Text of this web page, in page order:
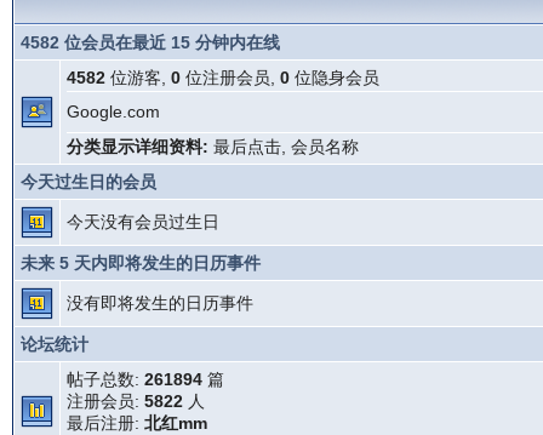
4582 位会员在最近 15 分钟内在线
4582位游客, 0位注册会员, 0位隐身会员
Google.com
分类显示详细资料: 最后点击, 会员名称
今天过生日的会员
今天没有会员过生日
未来 5 天内即将发生的日历事件
没有即将发生的日历事件
论坛统计
帖子总数: 261894篇
注册会员: 5822人
最后注册: 北红mm